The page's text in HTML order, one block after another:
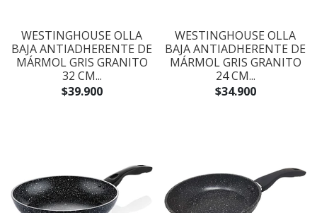
WESTINGHOUSE OLLA
BAJA ANTIADHERENTE DE
MÁRMOL GRIS GRANITO
32 CM...
$39.900
WESTINGHOUSE OLLA
BAJA ANTIADHERENTE DE
MÁRMOL GRIS GRANITO
24 CM...
$34.900